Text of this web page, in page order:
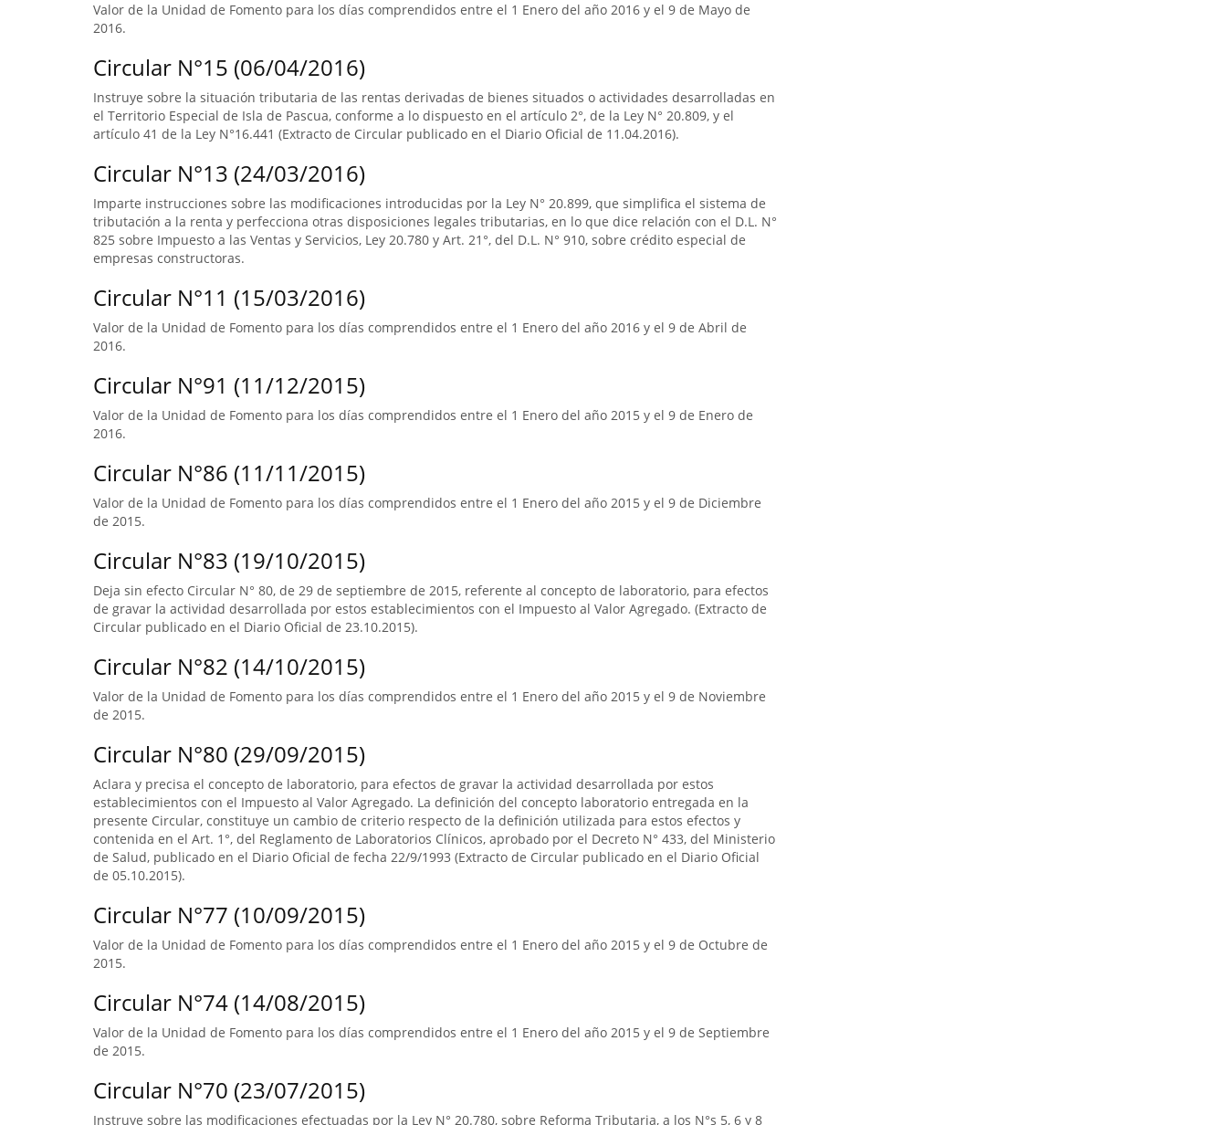
Valor de la Unidad de Fomento para los días comprendidos entre el 1 Enero del año 2016 y el 9 de Mayo de
2016.
Circular N°15 (06/04/2016)
Instruye sobre la situación tributaria de las rentas derivadas de bienes situados o actividades desarrolladas en
el Territorio Especial de Isla de Pascua, conforme a lo dispuesto en el artículo 2°, de la Ley N° 20.809, y el
artículo 41 de la Ley N°16.441 (Extracto de Circular publicado en el Diario Oficial de 11.04.2016).
Circular N°13 (24/03/2016)
Imparte instrucciones sobre las modificaciones introducidas por la Ley N° 20.899, que simplifica el sistema de
tributación a la renta y perfecciona otras disposiciones legales tributarias, en lo que dice relación con el D.L. N°
825 sobre Impuesto a las Ventas y Servicios, Ley 20.780 y Art. 21°, del D.L. N° 910, sobre crédito especial de
empresas constructoras.
Circular N°11 (15/03/2016)
Valor de la Unidad de Fomento para los días comprendidos entre el 1 Enero del año 2016 y el 9 de Abril de
2016.
Circular N°91 (11/12/2015)
Valor de la Unidad de Fomento para los días comprendidos entre el 1 Enero del año 2015 y el 9 de Enero de
2016.
Circular N°86 (11/11/2015)
Valor de la Unidad de Fomento para los días comprendidos entre el 1 Enero del año 2015 y el 9 de Diciembre
de 2015.
Circular N°83 (19/10/2015)
Deja sin efecto Circular N° 80, de 29 de septiembre de 2015, referente al concepto de laboratorio, para efectos
de gravar la actividad desarrollada por estos establecimientos con el Impuesto al Valor Agregado. (Extracto de
Circular publicado en el Diario Oficial de 23.10.2015).
Circular N°82 (14/10/2015)
Valor de la Unidad de Fomento para los días comprendidos entre el 1 Enero del año 2015 y el 9 de Noviembre
de 2015.
Circular N°80 (29/09/2015)
Aclara y precisa el concepto de laboratorio, para efectos de gravar la actividad desarrollada por estos
establecimientos con el Impuesto al Valor Agregado. La definición del concepto laboratorio entregada en la
presente Circular, constituye un cambio de criterio respecto de la definición utilizada para estos efectos y
contenida en el Art. 1°, del Reglamento de Laboratorios Clínicos, aprobado por el Decreto N° 433, del Ministerio
de Salud, publicado en el Diario Oficial de fecha 22/9/1993 (Extracto de Circular publicado en el Diario Oficial
de 05.10.2015).
Circular N°77 (10/09/2015)
Valor de la Unidad de Fomento para los días comprendidos entre el 1 Enero del año 2015 y el 9 de Octubre de
2015.
Circular N°74 (14/08/2015)
Valor de la Unidad de Fomento para los días comprendidos entre el 1 Enero del año 2015 y el 9 de Septiembre
de 2015.
Circular N°70 (23/07/2015)
Instruye sobre las modificaciones efectuadas por la Ley N° 20.780, sobre Reforma Tributaria, a los N°s 5, 6 y 8